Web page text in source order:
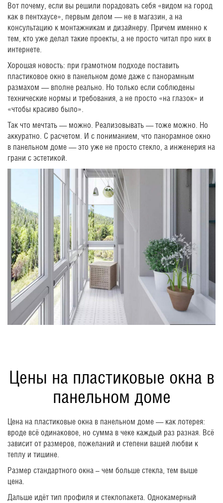
Вот почему, если вы решили порадовать себя «видом на город
как в пентхаусе», первым делом — не в магазин, а на
консультацию к монтажникам и дизайнеру. Причем именно к
тем, кто уже делал такие проекты, а не просто читал про них в
интернете.
Хорошая новость: при грамотном подходе поставить
пластиковое окно в панельном доме даже с панорамным
размахом — вполне реально. Но только если соблюдены
технические нормы и требования, а не просто «на глазок» и
«чтобы красиво было».
Так что мечтать — можно. Реализовывать — тоже можно. Но
аккуратно. С расчетом. И с пониманием, что панорамное окно
в панельном доме — это уже не просто стекло, а инженерия на
грани с эстетикой.
Цены на пластиковые окна в
панельном доме
Цена на пластиковые окна в панельном доме — как лотерея:
вроде всё одинаковое, но сумма в чеке каждый раз разная. Всё
зависит от размеров, пожеланий и степени вашей любви к
теплу и тишине.
Размер стандартного окна – чем больше стекла, тем выше
цена.
Дальше идёт тип профиля и стеклопакета. Однокамерный